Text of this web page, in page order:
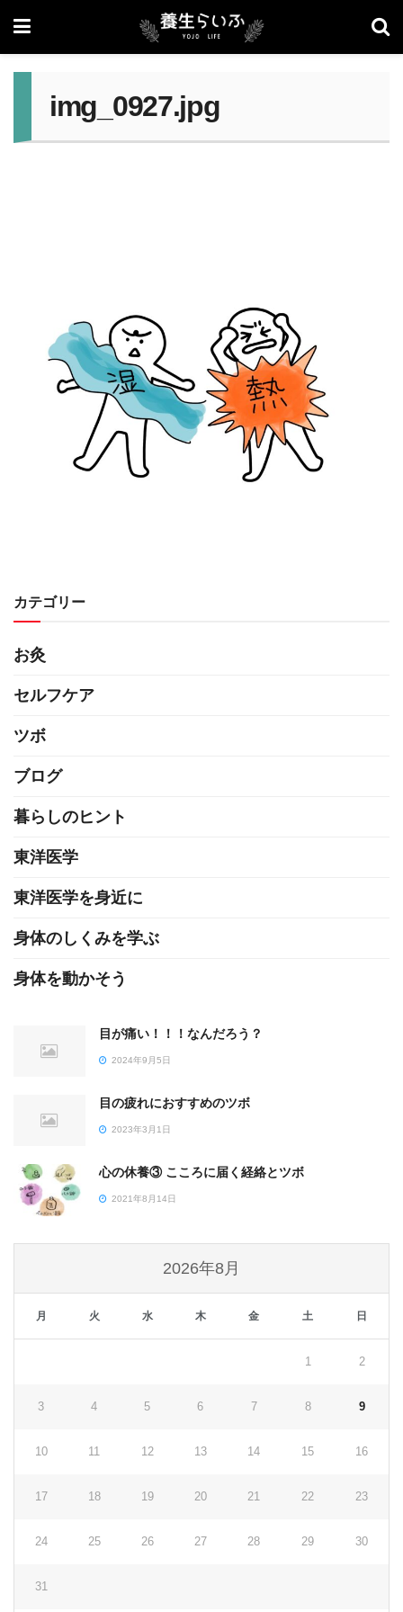
img_0927.jpg
カテゴリー
お灸
セルフケア
ツボ
ブログ
暮らしのヒント
東洋医学
東洋医学を身近に
身体のしくみを学ぶ
身体を動かそう
目が痛い！！！なんだろう？
2024年9月5日
目の疲れにおすすめのツボ
2023年3月1日
心の休養③ こころに届く経絡とツボ
2021年8月14日
2026年8月
月 火 水 木 金 土 日
1 2
3 4 5 6 7 8 9
10 11 12 13 14 15 16
17 18 19 20 21 22 23
24 25 26 27 28 29 30
31